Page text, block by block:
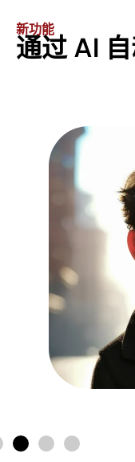
新功能
通过 AI